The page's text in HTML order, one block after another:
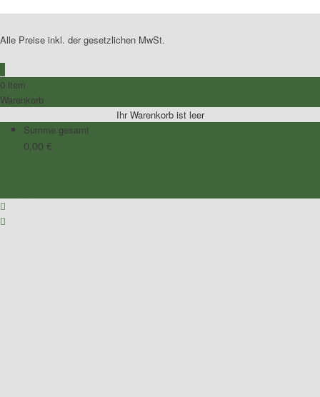
Alle Preise inkl. der gesetzlichen MwSt.
0 item
Warenkorb
Ihr Warenkorb ist leer
Summe gesamt
0,00 €